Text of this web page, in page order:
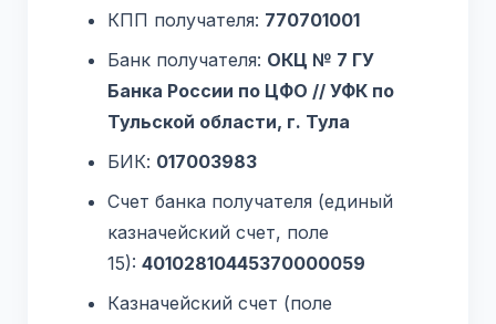
КПП получателя: 770701001
Банк получателя: ОКЦ № 7 ГУ
Банка России по ЦФО // УФК по
Тульской области, г. Тула
БИК: 017003983
Счет банка получателя (единый
казначейский счет, поле
15): 40102810445370000059
Казначейский счет (поле